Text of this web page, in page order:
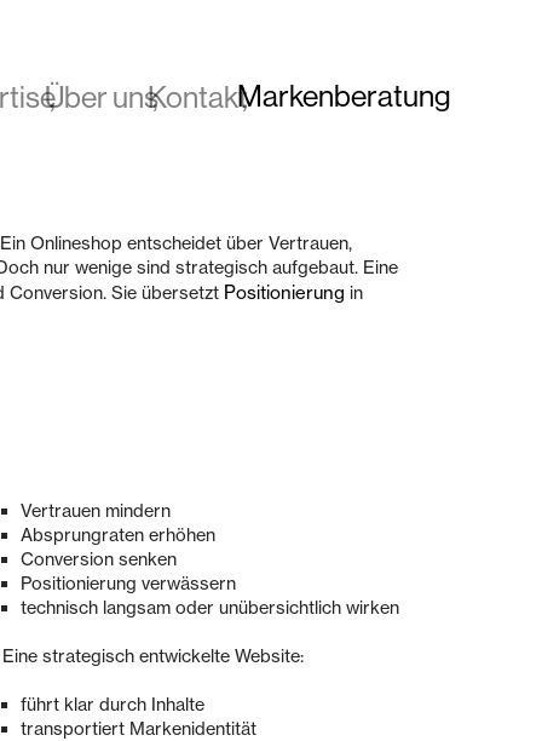
Über unsKontaktMarkenberatung
Onlineshop entscheidet über Vertrauen,
nur wenige sind strategisch aufgebaut. Eine
Conversion. Sie übersetzt Positionierung in
Vertrauen mindern
Absprungraten erhöhen
Conversion senken
Positionierung verwässern
technisch langsam oder unübersichtlich wirken
Eine strategisch entwickelte Website:
führt klar durch Inhalte
transportiert Markenidentität